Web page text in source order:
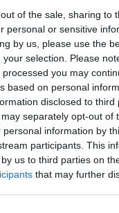
of the sale, sharing to
personal or sensitive
by us, please use the
selection. Please
you may
based on personal
disclosed to third
separately opt-out of
personal information by
participants. This
us to third parties on
that may further
και οι
που
αμείωτες
αρχές
στην
που γράφουν
ΜΜΕ, από τις
ο αγωγός που
αέριο, είναι